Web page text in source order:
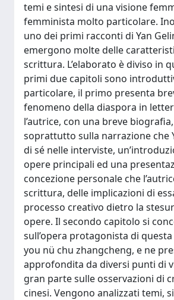
temi e sintesi di una visione
femminista molto particolare.
uno dei primi racconti di Yan
emergono molte delle
scrittura. L’elaborato è diviso in
primi due capitoli sono
particolare, il primo presenta
fenomeno della diaspora in
l’autrice, con una breve
soprattutto sulla narrazione che
di sé nelle interviste,
opere principali ed una
concezione personale che
scrittura, delle implicazioni di
processo creativo dietro la
opere. Il secondo capitolo si
sull’opera protagonista di questa
you nü chu zhangcheng, e ne
approfondita da diversi punti di
gran parte sulle osservazioni di
cinesi. Vengono analizzati temi,